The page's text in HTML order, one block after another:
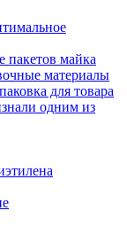
пакетов майка
материалы
для товара
одним из